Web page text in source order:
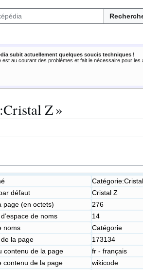
subit actuellement quelques soucis techniques !
est au courant des problèmes et fait le nécessaire pour
Z »
défaut
Cristal Z
page (en octets)
276
de noms
14
noms
Catégorie
la page
173134
contenu de la page
fr - français
contenu de la page
wikicode